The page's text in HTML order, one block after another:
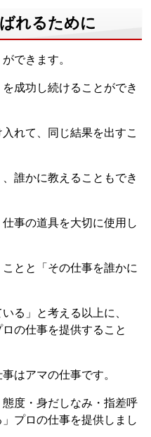
れるために
できます。
成功し続けることができ
れて、同じ結果を出すこ
誰かに教えることもでき
事の道具を大切に使用し
とと「その仕事を誰かに
る」と考える以上に、
の仕事を提供すること
はアマの仕事です。
態度・身だしなみ・指差呼
プロの仕事を提供しまし